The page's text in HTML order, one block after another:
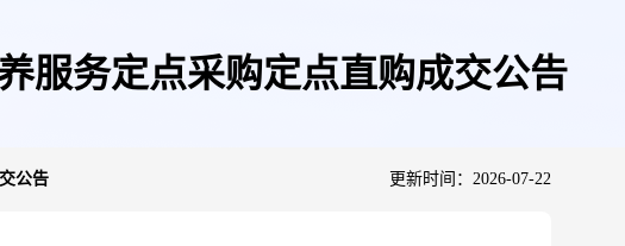
服务定点采购定点直购成交公告
公告 更新时间：2026-07-22